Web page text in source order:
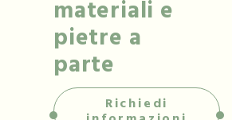
materiali e
pietre a
parte
Richiedi